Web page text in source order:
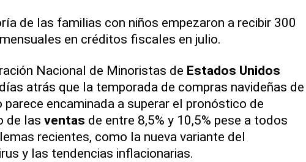
de las familias con niños empezaron a recibir 300
en créditos fiscales en julio.
Nacional de Minoristas de Estados Unidos
atrás que la temporada de compras navideñas de
parece encaminada a superar el pronóstico de
de las ventas de entre 8,5% y 10,5% pese a todos
recientes, como la nueva variante del
y las tendencias inflacionarias.